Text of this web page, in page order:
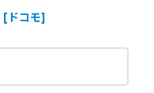
[ドコモ]